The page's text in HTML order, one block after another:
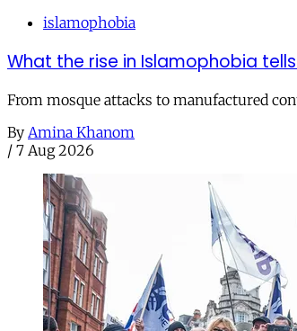
islamophobia
What the rise in Islamophobia
From mosque attacks to manufactured
By Amina Khanom
/ 7 Aug 2026